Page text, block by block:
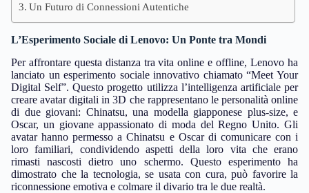
Un Futuro di Connessioni Autentiche
L’Esperimento Sociale di Lenovo: Un Ponte tra Mondi
Per affrontare questa distanza tra vita online e offline, Lenovo ha
lanciato un esperimento sociale innovativo chiamato “Meet Your
Digital Self”. Questo progetto utilizza l’intelligenza artificiale per
creare avatar digitali in 3D che rappresentano le personalità online
di due giovani: Chinatsu, una modella giapponese plus-size, e
Oscar, un giovane appassionato di moda del Regno Unito. Gli
avatar hanno permesso a Chinatsu e Oscar di comunicare con i
loro familiari, condividendo aspetti della loro vita che erano
rimasti nascosti dietro uno schermo. Questo esperimento ha
dimostrato che la tecnologia, se usata con cura, può favorire la
riconnessione emotiva e colmare il divario tra le due realtà.